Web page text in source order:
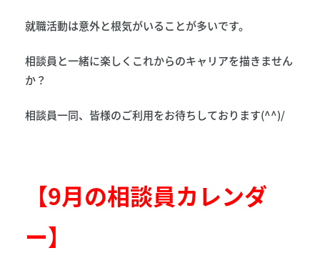
就職活動は意外と根気がいることが多いです。
相談員と一緒に楽しくこれからのキャリアを描きません
か？
相談員一同、皆様のご利用をお待ちしております(^^)/
【9月の相談員カレンダ
ー】